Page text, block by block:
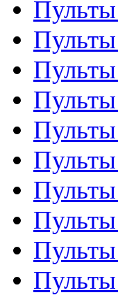
Пульты
Пульты
Пульты
Пульты